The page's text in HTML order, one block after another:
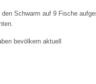
Schwarm auf 9 Fische
bevölkern aktuell